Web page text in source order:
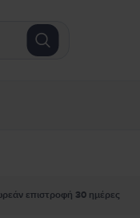
επιστροφή 30 ημέρες